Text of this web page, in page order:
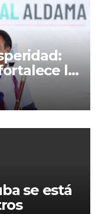
la
se está